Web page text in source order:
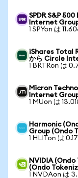
SPDR S&P
Internet
1 SPYon は
iShares Total
から Circle
1 BRTRon は
Micron
Internet
1 MUon は
Harmonic
Group (Ondo
1 HLITon は
NVIDIA
(Ondo
1 NVDAon は